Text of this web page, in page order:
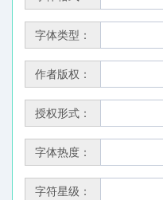
字体类型：
作者版权：
授权形式：
字体热度：
字符星级：